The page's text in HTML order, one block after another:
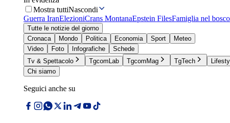
Mostra tuttiNascondi
Guerra IranElezioniCrans MontanaEpstein FilesFamiglia nel bosco
Tutte le notizie del giorno
Cronaca
Mondo Politica Economia Sport
Meteo
Video
Foto Infografiche
Schede
Tv & Spettacolo
TgcomLab TgcomMag TgTech
Chi siamo
Seguici anche su